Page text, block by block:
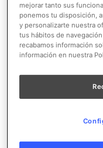
Área temática:
Nombre
Order:
Continente:N
mejorar tanto sus
ponemos tu disposición,
y personalizarte nuestra
tus hábitos de
recabamos información
información en nuestra